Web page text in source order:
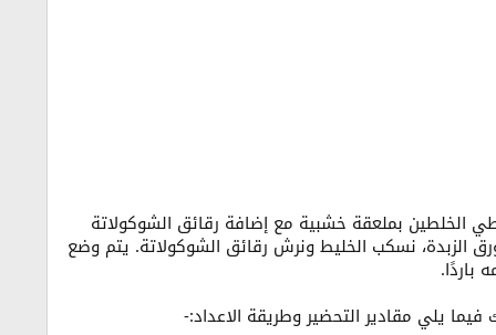
الخلطين بملعقة خشبية مع إضافة رقائق الشوكولاتة
الزبدة، نسكب الخليط ونرش رقائق الشوكولاتة. يتم وضع
يلي مقادير التحضير وطريقة الاعداد:-